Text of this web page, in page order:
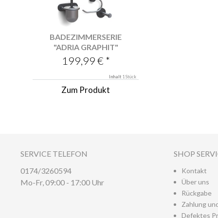
BADEZIMMERSERIE
"ADRIA GRAPHIT"
199,99 € *
Inhalt 1 Stück
Zum Produkt
SERVICE TELEFON
0174/3260594
Mo-Fr, 09:00 - 17:00 Uhr
SHOP
Kontakt
Über uns
Rückgabe
Zahlung
Defektes